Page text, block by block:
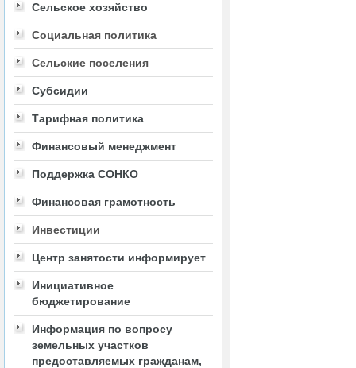
Сельское хозяйство
Социальная политика
Сельские поселения
Субсидии
Тарифная политика
Финансовый менеджмент
Поддержка СОНКО
Финансовая грамотность
Инвестиции
Центр занятости информирует
Инициативное
бюджетирование
Информация по вопросу
земельных участков
предоставляемых гражданам,